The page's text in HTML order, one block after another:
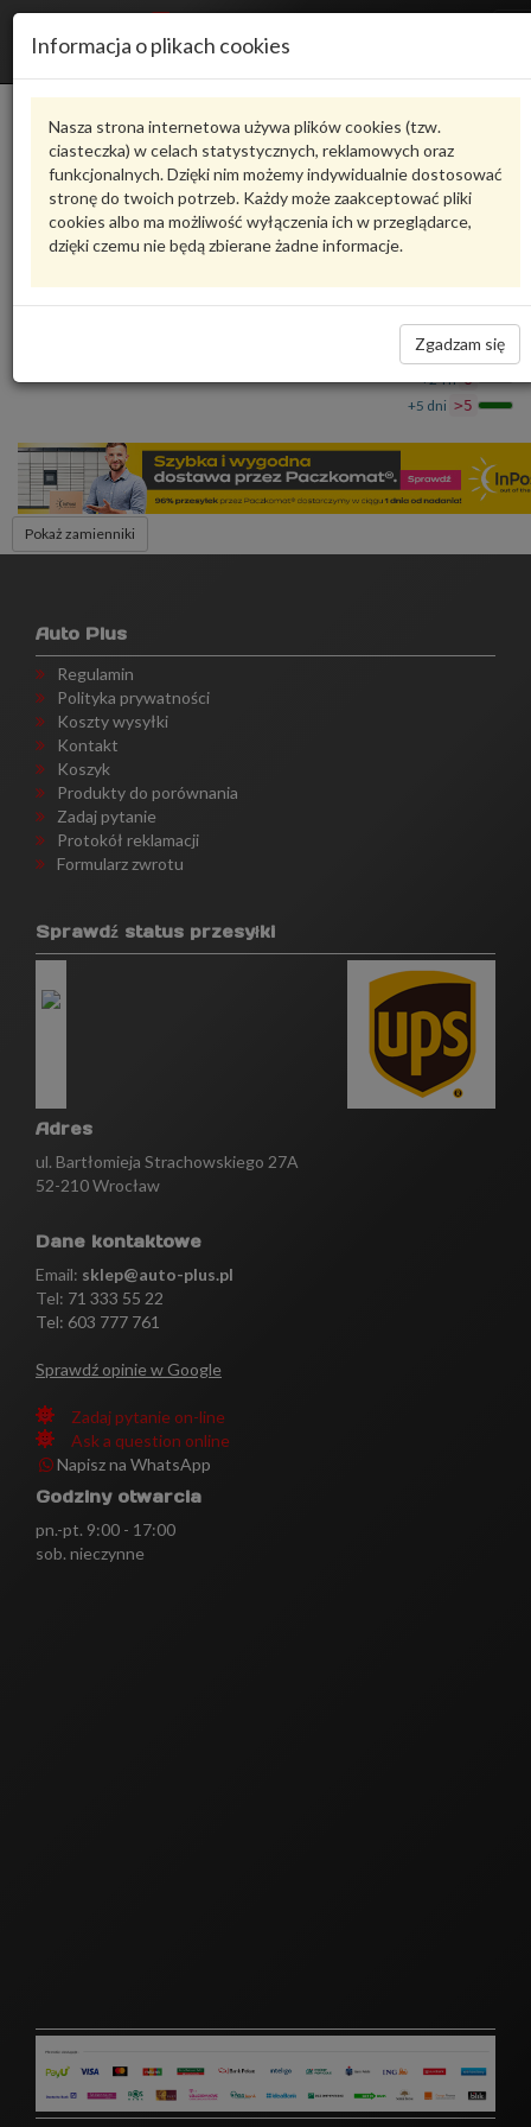
Informacja o plikach cookies
Nasza strona internetowa używa plików cookies (tzw.
ciasteczka) w celach statystycznych, reklamowych oraz
funkcjonalnych. Dzięki nim możemy indywidualnie dostosować
stronę do twoich potrzeb. Każdy może zaakceptować pliki
cookies albo ma możliwość wyłączenia ich w przeglądarce,
dzięki czemu nie będą zbierane żadne informacje.
Zgadzam się
Karta produktu
N91044502VAG
VAG - produkt oryginalny VW AUDI SEAT SKODA
O-ring N91044502 VAG
239,21 zł
Dostępność
Wrocław 0
+24 h 6
+5 dni >5
Pokaż zamienniki
Auto Plus
Regulamin
Polityka prywatności
Koszty wysyłki
Kontakt
Koszyk
Produkty do porównania
Zadaj pytanie
Protokół reklamacji
Formularz zwrotu
Sprawdź status przesyłki
Adres
ul. Bartłomieja Strachowskiego 27A
52-210 Wrocław
Dane kontaktowe
Email: sklep@auto-plus.pl
Tel: 71 333 55 22
Tel: 603 777 761
Sprawdź opinie w Google
Zadaj pytanie on-line
Ask a question online
Napisz na WhatsApp
Godziny otwarcia
pn.-pt. 9:00 - 17:00
sob. nieczynne